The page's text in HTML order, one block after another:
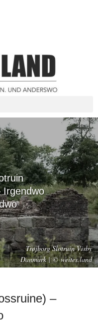
Irgendwo
Trøjborg Slotruin Visby
Danmark | © weites.land
–